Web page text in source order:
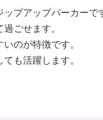
プアップパーカーで
ごせます。
のが特徴です。
も活躍します。